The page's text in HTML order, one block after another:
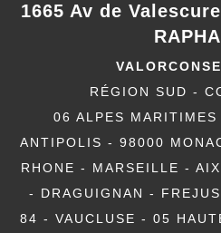
1665 Av de
RÉGION SUD -
06 ALPES
ANTIPOLIS - 98000
RHONE - MARSEILLE -
- DRAGUIGNAN -
84 - VAUCLUSE - 05